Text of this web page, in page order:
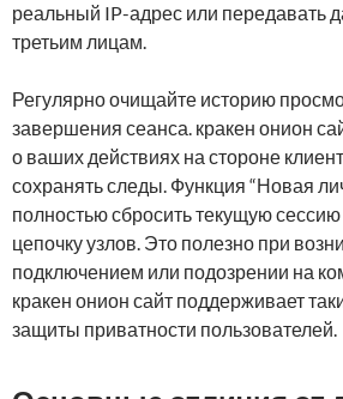
реальный IP-адрес или передавать
третьим лицам.
Регулярно очищайте историю
завершения сеанса. кракен онион
о ваших действиях на стороне
сохранять следы. Функция “Новая
полностью сбросить текущую
цепочку узлов. Это полезно при
подключением или подозрении на
кракен онион сайт поддерживает
защиты приватности пользователей.